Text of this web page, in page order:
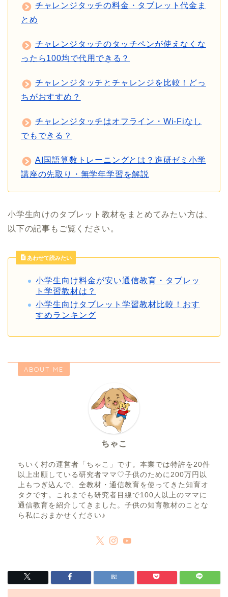
チャレンジタッチの料金・タブレット代金ま
とめ
チャレンジタッチのタッチペンが使えなくな
ったら100均で代用できる？
チャレンジタッチとチャレンジを比較！どっ
ちがおすすめ？
チャレンジタッチはオフライン・Wi-Fiなし
でもできる？
AI国語算数トレーニングとは？進研ゼミ小学
講座の先取り・無学年学習を解説
小学生向けのタブレット教材をまとめてみたい方は、
以下の記事もご覧ください。
あわせて読みたい
小学生向け料金が安い通信教育・タブレッ
ト学習教材は？
小学生向けタブレット学習教材比較！おす
すめランキング
ABOUT ME
ちゃこ
ちいく村の運営者「ちゃこ」です。本業では特許を20件
以上出願している研究者ママ♡子供のために200万円以
上もつぎ込んで、全教材・通信教育を使ってきた知育オ
タクです。これまでも研究者目線で100人以上のママに
通信教育を紹介してきました。子供の知育教材のことな
ら私におまかせください♪